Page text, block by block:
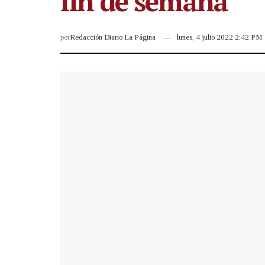
porRedacción Diario La Página lunes, 4 julio 2022 2:42 PM